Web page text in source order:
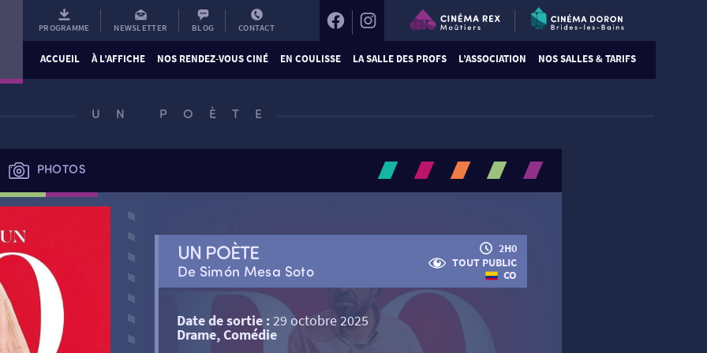
PROGRAMME NEWSLETTER BLOG CONTACT
ACCUEIL À L’AFFICHE NOS RENDEZ-VOUS CINÉ EN COULISSE LA SALLE DES PROFS L’ASSOCIATION NOS SALLES & TARIFS
UN POÈTE
PHOTOS
UN POÈTE
De Simón Mesa Soto
2H0
TOUT PUBLIC
CO
Date de sortie :29 octobre 2025
Drame, Comédie